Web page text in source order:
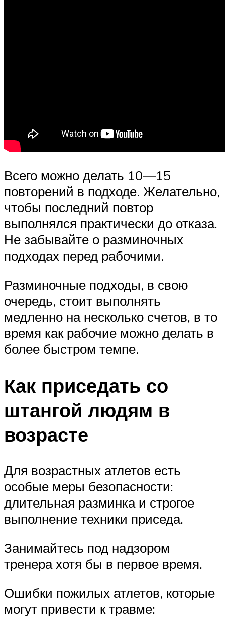
Всего можно делать 10—15
повторений в подходе. Желательно,
чтобы последний повтор
выполнялся практически до отказа.
Не забывайте о разминочных
подходах перед рабочими.
Разминочные подходы, в свою
очередь, стоит выполнять
медленно на несколько счетов, в то
время как рабочие можно делать в
более быстром темпе.
Как приседать со
штангой людям в
возрасте
Для возрастных атлетов есть
особые меры безопасности:
длительная разминка и строгое
выполнение техники приседа.
Занимайтесь под надзором
тренера хотя бы в первое время.
Ошибки пожилых атлетов, которые
могут привести к травме: